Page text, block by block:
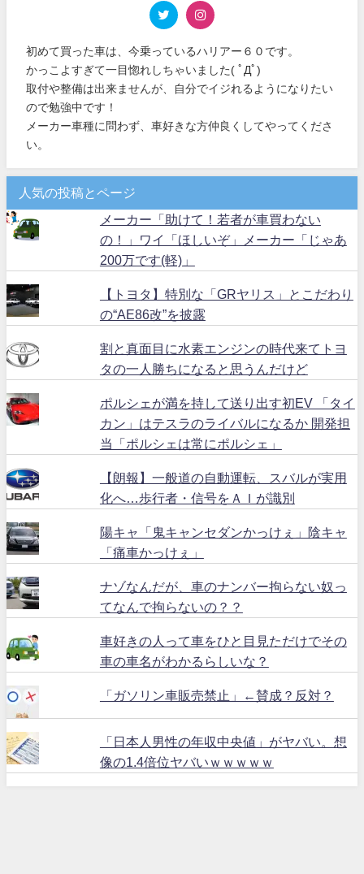
初めて買った車は、今乗っているハリアー６０です。
かっこよすぎて一目惚れしちゃいました( ﾟДﾟ)
取付や整備は出来ませんが、自分でイジれるようになりたい
ので勉強中です！
メーカー車種に問わず、車好きな方仲良くしてやってくださ
い。
人気の投稿とページ
メーカー「助けて！若者が車買わない
の！」ワイ「ほしいぞ」メーカー「じゃあ
200万です(軽)」
【トヨタ】特別な「GRヤリス」とこだわり
の“AE86改”を披露
割と真面目に水素エンジンの時代来てトヨ
タの一人勝ちになると思うんだけど
ポルシェが満を持して送り出す初EV 「タイ
カン」はテスラのライバルになるか 開発担
当「ポルシェは常にポルシェ」
【朗報】一般道の自動運転、スバルが実用
化へ…歩行者・信号をＡＩが識別
陽キャ「鬼キャンセダンかっけぇ」陰キャ
「痛車かっけぇ」
ナゾなんだが、車のナンバー拘らない奴っ
てなんで拘らないの？？
車好きの人って車をひと目見ただけでその
車の車名がわかるらしいな？
「ガソリン車販売禁止」←賛成？反対？
「日本人男性の年収中央値」がヤバい。想
像の1.4倍位ヤバいｗｗｗｗｗ